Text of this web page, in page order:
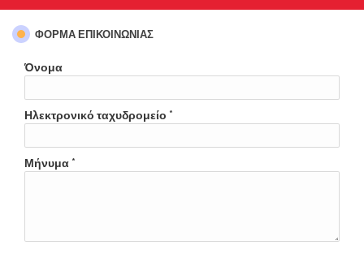
ΦΌΡΜΑ ΕΠΙΚΟΙΝΩΝΊΑΣ
Όνομα
Ηλεκτρονικό ταχυδρομείο *
Μήνυμα *